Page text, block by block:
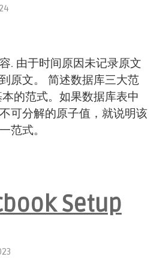
. 由于时间原因未记录原文
原文。 简述数据库三大范
的范式。如果数据库表中
可分解的原子值，就说明该
范式。
Setup